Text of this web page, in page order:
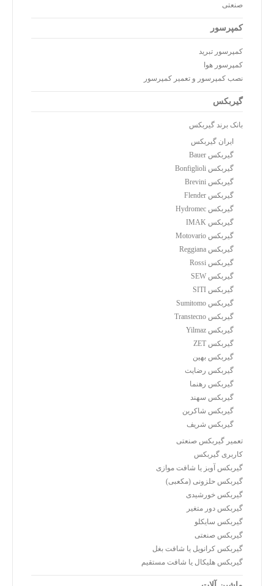
صنعتی
کمپرسور
کمپرسور تبرید
کمپرسور هوا
نصب کمپرسور و تعمیر کمپرسور
گیربکس
بانک برند گیربکس
ایران گیربکس
گیربکس Bauer
گیربکس Bonfiglioli
گیربکس Brevini
گیربکس Flender
گیربکس Hydromec
گیربکس IMAK
گیربکس Motovario
گیربکس Reggiana
گیربکس Rossi
گیربکس SEW
گیربکس SITI
گیربکس Sumitomo
گیربکس Transtecno
گیربکس Yilmaz
گیربکس ZET
گیربکس بهین
گیربکس رضایت
گیربکس رهنما
گیربکس سهند
گیربکس شاکرین
گیربکس شریف
تعمیر گیربکس صنعتی
کاربری گیربکس
گیربکس آویز یا شافت موازی
گیربکس حلزونی (مکعبی)
گیربکس خورشیدی
گیربکس دور متغیر
گیربکس سایکلو
گیربکس صنعتی
گیربکس کرانویل یا شافت بغل
گیربکس هلیکال یا شافت مستقیم